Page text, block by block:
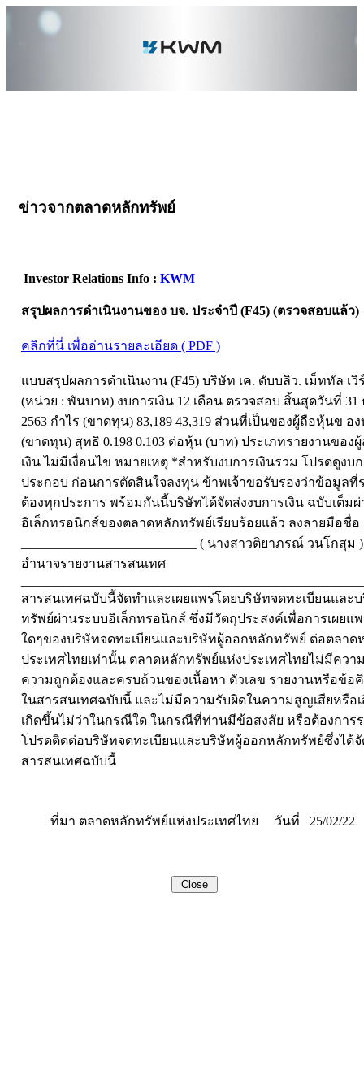
ข่าวจากตลาดหลักทรัพย์
Investor Relations Info : KWM
สรุปผลการดำเนินงานของ บจ. ประจำปี (F45) (ตรวจสอบแล้ว)
คลิกที่นี่ เพื่ออ่านรายละเอียด ( PDF )
แบบสรุปผลการดำเนินงาน (F45) บริษัท เค. ดับบลิว. เม็ททัล เ
(หน่วย : พันบาท) งบการเงิน 12 เดือน ตรวจสอบ สิ้นสุดวันที่ 31
2563 กำไร (ขาดทุน) 83,189 43,319 ส่วนที่เป็นของผู้ถือหุ้นข
(ขาดทุน) สุทธิ 0.198 0.103 ต่อหุ้น (บาท) ประเภทรายงานขอ
เงิน ไม่มีเงื่อนไข หมายเหตุ *สำหรับงบการเงินรวม โปรดดูงบ
ประกอบ ก่อนการตัดสินใจลงทุน ข้าพเจ้าขอรับรองว่าข้อมูลที่
ต้องทุกประการ พร้อมกันนี้บริษัทได้จัดส่งงบการเงิน ฉบับเต็ม
อิเล็กทรอนิกส์ของตลาดหลักทรัพย์เรียบร้อยแล้ว ลงลายมือชื่อ
___________________________ ( นางสาวติยาภรณ์ วนโกสุ
อำนาจรายงานสารสนเทศ
สารสนเทศฉบับนี้จัดทำและเผยแพร่โดยบริษัทจดทะเบียนและ
ทรัพย์ผ่านระบบอิเล็กทรอนิกส์ ซึ่งมีวัตถุประสงค์เพื่อการเผยแ
ใดๆของบริษัทจดทะเบียนและบริษัทผู้ออกหลักทรัพย์ ต่อตลาด
ประเทศไทยเท่านั้น ตลาดหลักทรัพย์แห่งประเทศไทยไม่มีควา
ความถูกต้องและครบถ้วนของเนื้อหา ตัวเลข รายงานหรือข้อ
ในสารสนเทศฉบับนี้ และไม่มีความรับผิดในความสูญเสียหรือ
เกิดขึ้นไม่ว่าในกรณีใด ในกรณีที่ท่านมีข้อสงสัย หรือต้องการร
โปรดติดต่อบริษัทจดทะเบียนและบริษัทผู้ออกหลักทรัพย์ซึ่งได้จั
สารสนเทศฉบับนี้
ที่มา ตลาดหลักทรัพย์แห่งประเทศไทย วันที่ 25/02/22